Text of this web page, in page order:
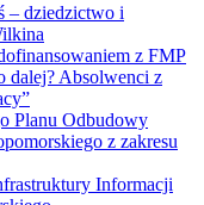
– dziedzictwo i
z FMP
dalej? Absolwenci z
Planu Odbudowy
z zakresu
Informacji